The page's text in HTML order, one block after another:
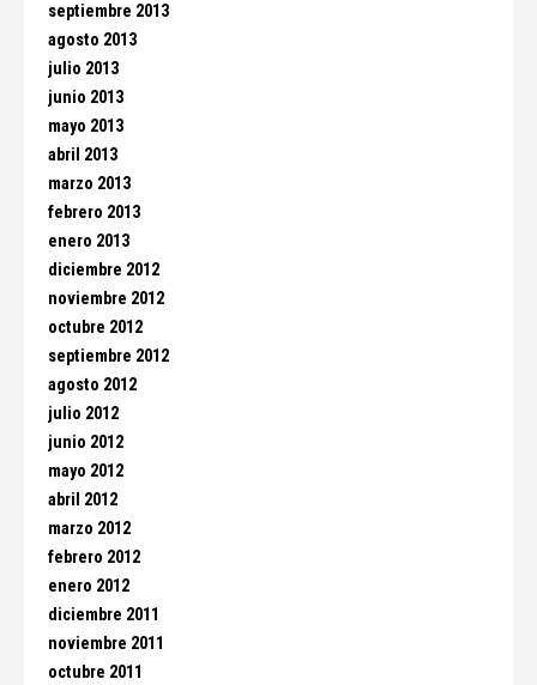
septiembre 2013
agosto 2013
julio 2013
junio 2013
mayo 2013
abril 2013
marzo 2013
febrero 2013
enero 2013
diciembre 2012
noviembre 2012
octubre 2012
septiembre 2012
agosto 2012
julio 2012
junio 2012
mayo 2012
abril 2012
marzo 2012
febrero 2012
enero 2012
diciembre 2011
noviembre 2011
octubre 2011